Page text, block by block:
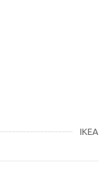
IKEA